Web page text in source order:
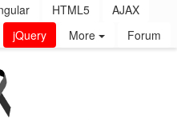
HTML5
AJAX
jQuery More Forum